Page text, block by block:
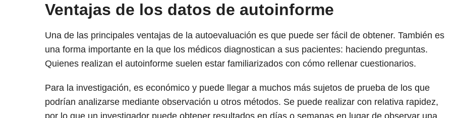
Ventajas de los datos de autoinforme
Una de las principales ventajas de la autoevaluación es que puede ser fácil de obtener. También es
una forma importante en la que los médicos diagnostican a sus pacientes: haciendo preguntas.
Quienes realizan el autoinforme suelen estar familiarizados con cómo rellenar cuestionarios.
Para la investigación, es económico y puede llegar a muchos más sujetos de prueba de los que
podrían analizarse mediante observación u otros métodos. Se puede realizar con relativa rapidez,